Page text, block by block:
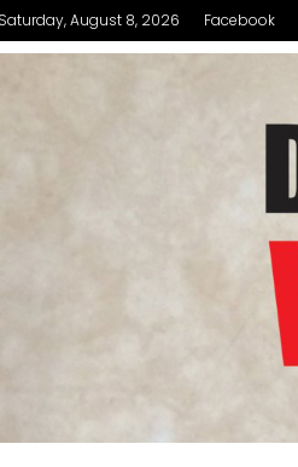
Saturday, August 8, 2026 Facebook